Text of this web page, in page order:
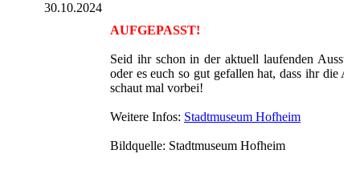
30.10.2024
AUFGEPASST!
Seid ihr schon in der aktuell laufenden
oder es euch so gut gefallen hat, dass ihr die
schaut mal vorbei!
Weitere Infos: Stadtmuseum Hofheim
Bildquelle: Stadtmuseum Hofheim